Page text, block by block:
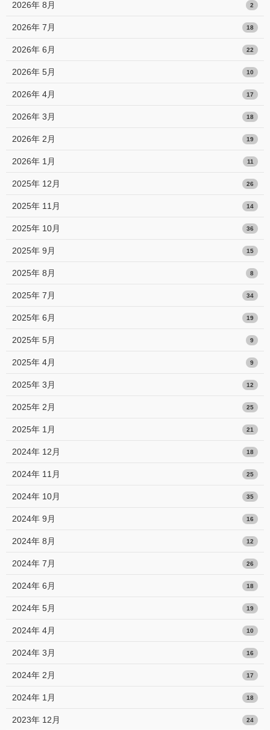
2026年 8月 2
2026年 7月 18
2026年 6月 22
2026年 5月 10
2026年 4月 17
2026年 3月 18
2026年 2月 19
2026年 1月 11
2025年 12月 26
2025年 11月 14
2025年 10月 36
2025年 9月 15
2025年 8月 8
2025年 7月 34
2025年 6月 19
2025年 5月 9
2025年 4月 9
2025年 3月 12
2025年 2月 25
2025年 1月 21
2024年 12月 18
2024年 11月 25
2024年 10月 35
2024年 9月 16
2024年 8月 12
2024年 7月 26
2024年 6月 18
2024年 5月 19
2024年 4月 10
2024年 3月 16
2024年 2月 17
2024年 1月 18
2023年 12月 24